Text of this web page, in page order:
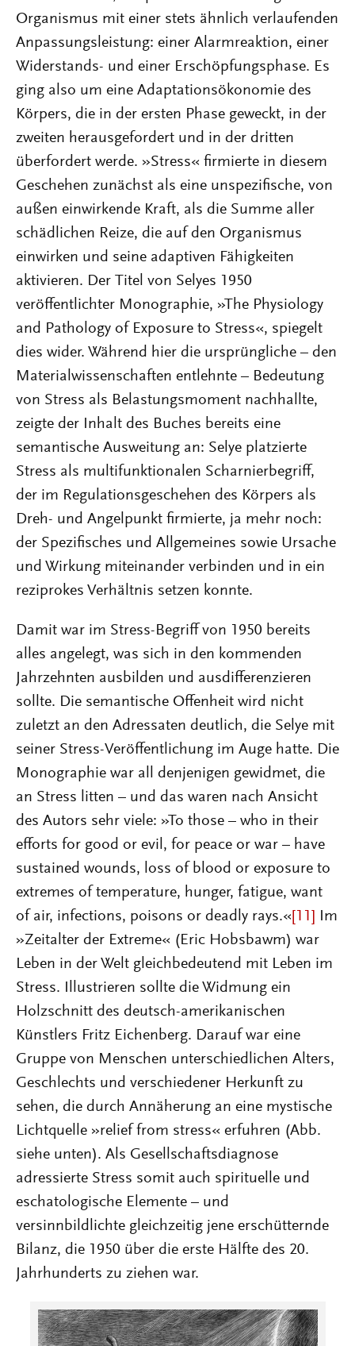
Organismus mit einer stets ähnlich verlaufenden
Anpassungsleistung: einer Alarmreaktion, einer
Widerstands- und einer Erschöpfungsphase. Es
ging also um eine Adaptationsökonomie des
Körpers, die in der ersten Phase geweckt, in der
zweiten herausgefordert und in der dritten
überfordert werde. »Stress« firmierte in diesem
Geschehen zunächst als eine unspezifische, von
außen einwirkende Kraft, als die Summe aller
schädlichen Reize, die auf den Organismus
einwirken und seine adaptiven Fähigkeiten
aktivieren. Der Titel von Selyes 1950
veröffentlichter Monographie, »The Physiology
and Pathology of Exposure to Stress«, spiegelt
dies wider. Während hier die ursprüngliche – den
Materialwissenschaften entlehnte – Bedeutung
von Stress als Belastungsmoment nachhallte,
zeigte der Inhalt des Buches bereits eine
semantische Ausweitung an: Selye platzierte
Stress als multifunktionalen Scharnierbegriff,
der im Regulationsgeschehen des Körpers als
Dreh- und Angelpunkt firmierte, ja mehr noch:
der Spezifisches und Allgemeines sowie Ursache
und Wirkung miteinander verbinden und in ein
reziprokes Verhältnis setzen konnte.
Damit war im Stress-Begriff von 1950 bereits
alles angelegt, was sich in den kommenden
Jahrzehnten ausbilden und ausdifferenzieren
sollte. Die semantische Offenheit wird nicht
zuletzt an den Adressaten deutlich, die Selye mit
seiner Stress-Veröffentlichung im Auge hatte. Die
Monographie war all denjenigen gewidmet, die
an Stress litten – und das waren nach Ansicht
des Autors sehr viele: »To those – who in their
efforts for good or evil, for peace or war – have
sustained wounds, loss of blood or exposure to
extremes of temperature, hunger, fatigue, want
of air, infections, poisons or deadly rays.« [11]
Im
»Zeitalter der Extreme« (Eric Hobsbawm) war
Leben in der Welt gleichbedeutend mit Leben im
Stress. Illustrieren sollte die Widmung ein
Holzschnitt des deutsch-amerikanischen
Künstlers Fritz Eichenberg. Darauf war eine
Gruppe von Menschen unterschiedlichen Alters,
Geschlechts und verschiedener Herkunft zu
sehen, die durch Annäherung an eine mystische
Lichtquelle »relief from stress« erfuhren (Abb.
siehe unten). Als Gesellschaftsdiagnose
adressierte Stress somit auch spirituelle und
eschatologische Elemente – und
versinnbildlichte gleichzeitig jene erschütternde
Bilanz, die 1950 über die erste Hälfte des 20.
Jahrhunderts zu ziehen war.